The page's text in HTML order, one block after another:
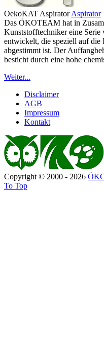
OekoKAT AspiratorAspirator
Das ÖKOTEAM hat in
Kunststofftechniker eine Serie
entwickelt, die speziell auf
abgestimmt ist. Der
besticht durch eine hohe
Weiter...
Disclaimer
AGB
Impressum
Kontakt
Copyright © 2000 - 2026
To Top